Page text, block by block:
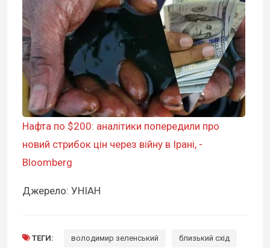
Нафта по $200: аналітики попередили про
новий стрибок цін через війну в Ірані, -
Bloomberg
Джерело: УНІАН
ТЕГИ: володимир зеленський близький схід